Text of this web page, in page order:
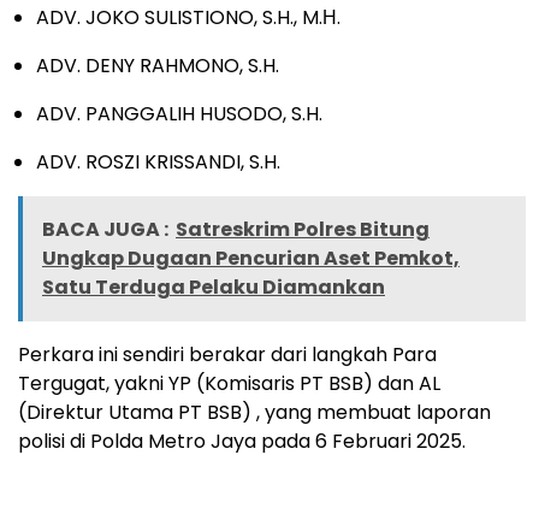
ADV. JOKO SULISTIONO, S.H., M.Η.
ADV. DENY RAHMONO, S.H.
ADV. PANGGALIH HUSODO, S.H.
ADV. ROSZI KRISSANDI, S.H.
BACA JUGA : Satreskrim Polres Bitung
Ungkap Dugaan Pencurian Aset Pemkot,
Satu Terduga Pelaku Diamankan
Perkara ini sendiri berakar dari langkah Para
Tergugat, yakni YP (Komisaris PT BSB) dan AL
(Direktur Utama PT BSB) , yang membuat laporan
polisi di Polda Metro Jaya pada 6 Februari 2025.